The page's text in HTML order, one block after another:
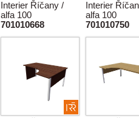
Interier Říčany /
alfa 100
701010668
Interier
alfa 100
701010750